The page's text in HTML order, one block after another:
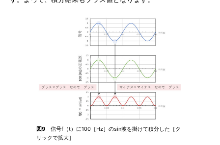
図9 信号f（t）に100［Hz］のsin波を掛けて積分した［ク
リックで拡大］